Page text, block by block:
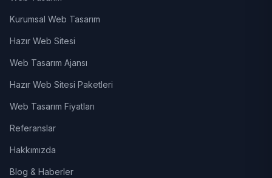
Kurumsal Web Tasarım
Hazır Web Sitesi
Web Tasarım Ajansı
Hazır Web Sitesi Paketleri
Web Tasarım Fiyatları
Referanslar
Hakkımızda
Blog & Haberler